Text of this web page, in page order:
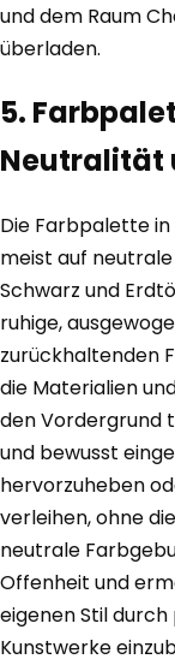
und dem Raum
überladen.
5.
Neutralität
Die Farbpalette
meist auf
Schwarz und
ruhige,
zurückhaltenden
die Materialien
den Vordergrund
und bewusst
hervorzuheben
verleihen, ohne
neutrale
Offenheit und
eigenen Stil
Kunstwerke